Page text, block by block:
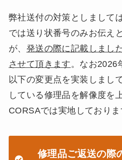
弊社送付の対策としまして
では送り状番号のみお伝え
が、 発送の際に記載しまし
させて頂きます。なお2026
以下の変更点を実装しまし
している修理品を解像度を
CORSAでは実地しておりま
修理品ご返送の際